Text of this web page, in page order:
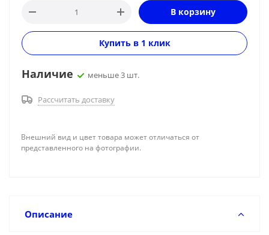
В корзину
Купить в 1 клик
Наличие меньше 3 шт.
Рассчитать доставку
Внешний вид и цвет товара может отличаться от
представленного на фотографии.
Описание